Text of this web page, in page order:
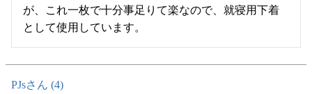
が、これ一枚で十分事足りて楽なので、就寝用下着
として使用しています。
PJs 4